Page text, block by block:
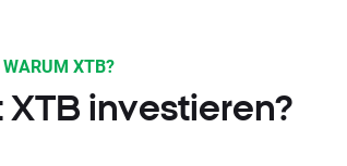
WARUM XTB?
XTB investieren?